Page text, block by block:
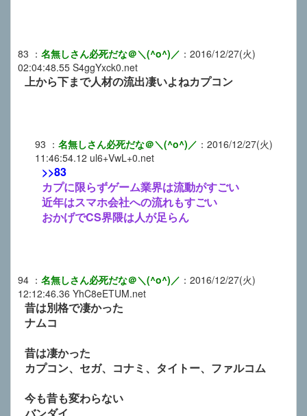
83 ： 名無しさん必死だな＠＼(^o^)／ ： 2016/12/27(火)
02:04:48.55 S4ggYxck0.net
上から下まで人材の流出凄いよねカプコン
93 ： 名無しさん必死だな＠＼(^o^)／ ： 2016/12/27(火)
11:46:54.12 ul6+VwL+0.net
>>83
カプに限らずゲーム業界は流動がすごい
近年はスマホ会社への流れもすごい
おかげでCS界隈は人が足らん
94 ： 名無しさん必死だな＠＼(^o^)／ ： 2016/12/27(火)
12:12:46.36 YhC8eETUM.net
昔は別格で凄かった
ナムコ
昔は凄かった
カプコン、セガ、コナミ、タイトー、ファルコム
今も昔も変わらない